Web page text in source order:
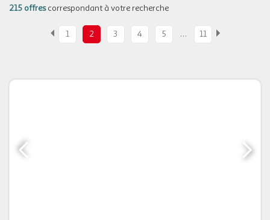
215 offrescorrespondant à votre recherche
1 2 3 4 5 … 11